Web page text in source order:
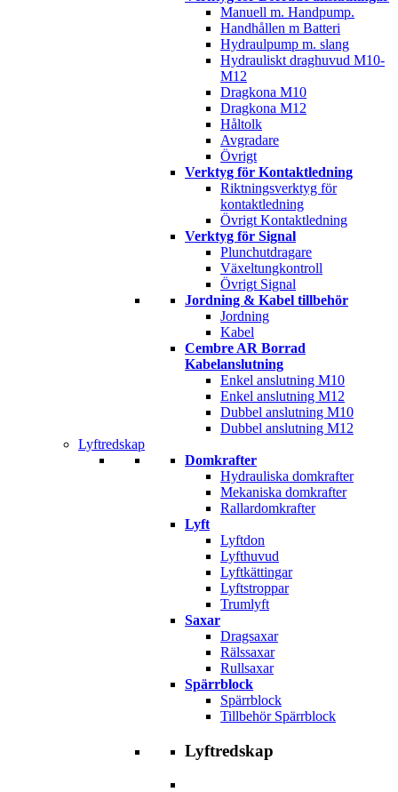
Manuell m. Handpump.
Handhållen m Batteri
Hydraulpump m. slang
Hydrauliskt draghuvud M10-
M12
Dragkona M10
Dragkona M12
Håltolk
Avgradare
Övrigt
Verktyg för Kontaktledning
Riktningsverktyg för
kontaktledning
Övrigt Kontaktledning
Verktyg för Signal
Plunchutdragare
Växeltungkontroll
Övrigt Signal
Jordning & Kabel tillbehör
Jordning
Kabel
Cembre AR Borrad
Kabelanslutning
Enkel anslutning M10
Enkel anslutning M12
Dubbel anslutning M10
Dubbel anslutning M12
Lyftredskap
Domkrafter
Hydrauliska domkrafter
Mekaniska domkrafter
Rallardomkrafter
Lyft
Lyftdon
Lyfthuvud
Lyftkättingar
Lyftstroppar
Trumlyft
Saxar
Dragsaxar
Rälssaxar
Rullsaxar
Spärrblock
Spärrblock
Tillbehör Spärrblock
Lyftredskap